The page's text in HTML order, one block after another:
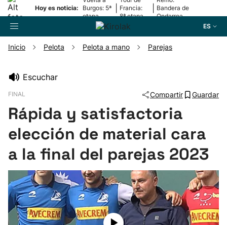
Hoy es noticia:
Burgos: 5ª
etapa
Francia:
8ª etapa
Bandera de
Ondarroa
ES
Pelota
Remo
Baloncesto
Ciclismo
Inicio Pelota Pelota a mano Parejas
Escuchar
FINAL Compartir Guardar
Rápida y satisfactoria
elección de material cara
a la final del parejas 2023